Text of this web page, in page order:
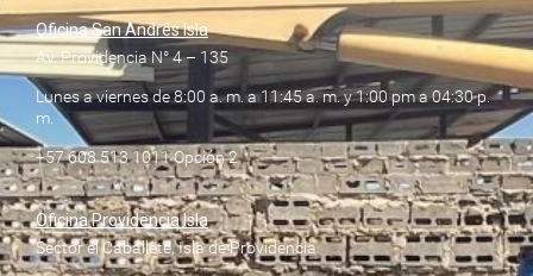
Oficina San Andrés Isla
Av. Providencia N° 4 – 135
Lunes a viernes de 8:00 a. m. a 11:45 a. m. y 1:00 pm a 04:30 p.
m.
+57 608 513 1011 Opción 2
Oficina Providencia Isla
Sector el Caballete, Isla de Providencia